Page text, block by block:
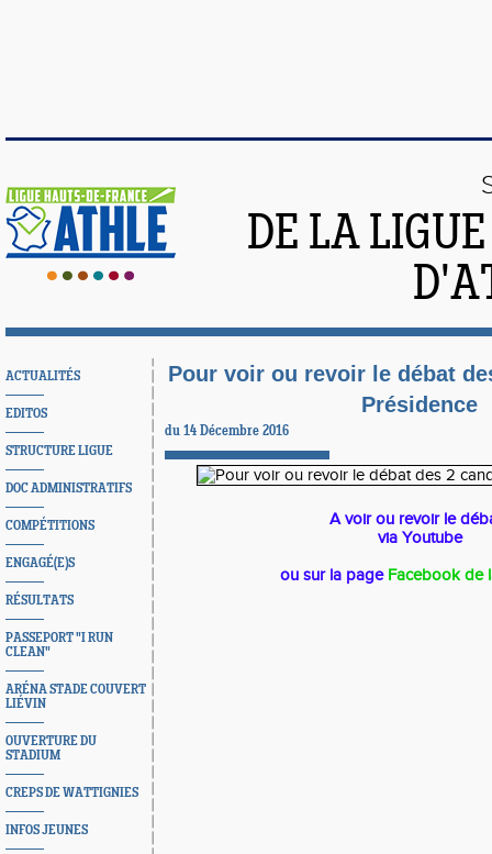
DE LA
ACTUALITÉS
EDITOS
STRUCTURE LIGUE
DOC ADMINISTRATIFS
COMPÉTITIONS
ENGAGÉ(E)S
RÉSULTATS
PASSEPORT "I RUN
CLEAN"
ARÉNA STADE COUVERT
LIÉVIN
OUVERTURE DU
STADIUM
CREPS DE WATTIGNIES
INFOS JEUNES
Pour voir ou revoir le débat
Présidence
du 14 Décembre 2016
A voir ou revoir le
via Youtube
ou sur la page Facebook de